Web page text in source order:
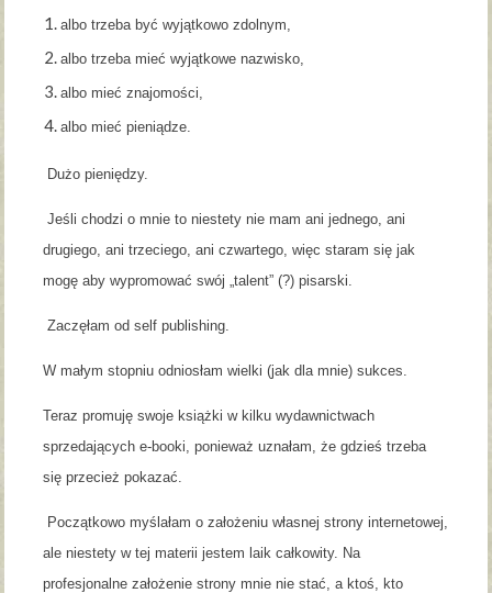
albo trzeba być wyjątkowo zdolnym,
albo trzeba mieć wyjątkowe nazwisko,
albo mieć znajomości,
albo mieć pieniądze.
Dużo pieniędzy.
Jeśli chodzi o mnie to niestety nie mam ani jednego, ani
drugiego, ani trzeciego, ani czwartego, więc staram się jak
mogę aby wypromować swój „talent” (?) pisarski.
Zaczęłam od self publishing.
W małym stopniu odniosłam wielki (jak dla mnie) sukces.
Teraz promuję swoje książki w kilku wydawnictwach
sprzedających e-booki, ponieważ uznałam, że gdzieś trzeba
się przecież pokazać.
Początkowo myślałam o założeniu własnej strony internetowej,
ale niestety w tej materii jestem laik całkowity. Na
profesjonalne założenie strony mnie nie stać, a ktoś, kto